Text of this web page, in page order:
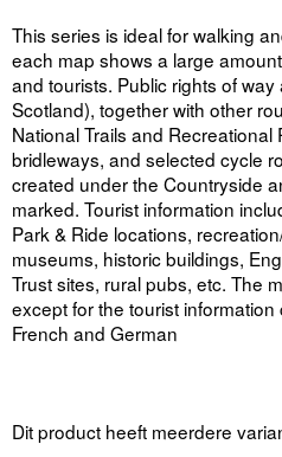
This series is ideal for walking
each map shows a large
and tourists. Public rights of
Scotland), together with other
National Trails and
bridleways, and selected cycle
created under the Countryside
marked. Tourist information
Park & Ride locations,
museums, historic buildings,
Trust sites, rural pubs, etc. The
except for the tourist
French and German
Dit product heeft meerdere